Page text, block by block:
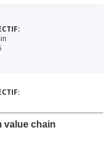
value chain